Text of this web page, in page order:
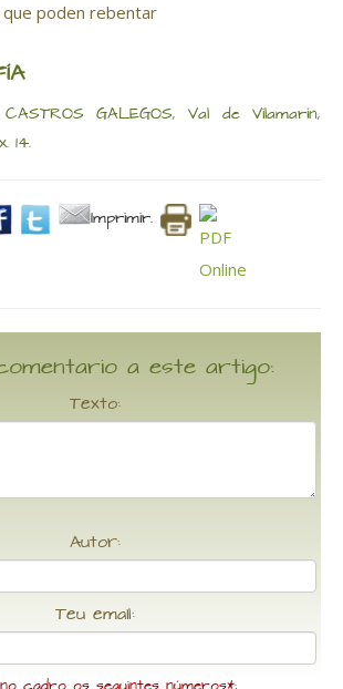
poden rebentar
GALEGOS, Val de Vilamarín,
14.
Imprimir.
a este artigo:
Texto:
Autor:
Teu email: